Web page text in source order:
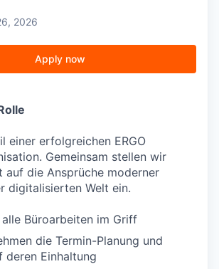
2026
Apply now
einer erfolgreichen ERGO
Gemeinsam stellen wir
auf die Ansprüche moderner
digitalisierten Welt ein.
alle Büroarbeiten im Griff
die Termin-Planung und
deren Einhaltung